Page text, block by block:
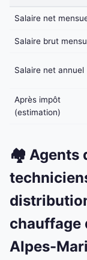
Salaire net
Salaire brut
Salaire net annuel
Après impôt
(estimation)
🏘️ Agents
chauffage
Alpes-